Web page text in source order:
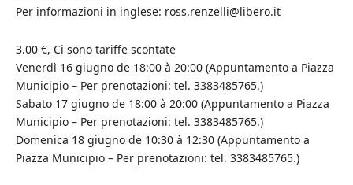
Per informazioni in inglese: ross.renzelli@libero.it
3.00 €, Ci sono tariffe scontate
Venerdì 16 giugno de 18:00 à 20:00 (Appuntamento a Piazza
Municipio – Per prenotazioni: tel. 3383485765.)
Sabato 17 giugno de 18:00 à 20:00 (Appuntamento a Piazza
Municipio – Per prenotazioni: tel. 3383485765.)
Domenica 18 giugno de 10:30 à 12:30 (Appuntamento a
Piazza Municipio – Per prenotazioni: tel. 3383485765.)